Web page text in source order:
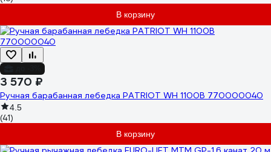
В корзину
3 570 ₽
Ручная барабанная лебедка PATRIOT WH 1100B 770000040
4.5
(41)
В корзину